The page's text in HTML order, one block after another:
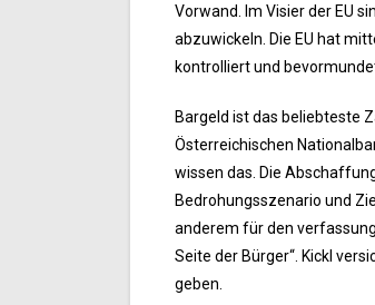
Vorwand. Im Visier der EU
abzuwickeln. Die EU hat
kontrolliert und
Bargeld ist das beliebteste
Österreichischen
wissen das. Die
Bedrohungsszenario und
anderem für den
Seite der Bürger“. Kickl
geben.